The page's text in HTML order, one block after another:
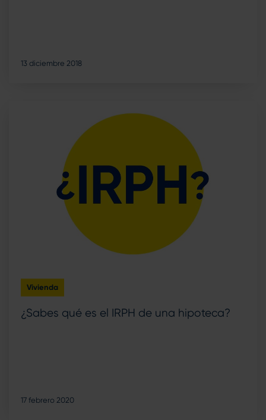
13 diciembre 2018
Vivienda
¿Sabes qué es el IRPH de una hipoteca?
17 febrero 2020